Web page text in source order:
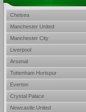
Chelsea
Manchester United
Manchester City
Liverpool
Arsenal
Tottenham Hortspur
Everton
Crystal Palace
Newcastle United